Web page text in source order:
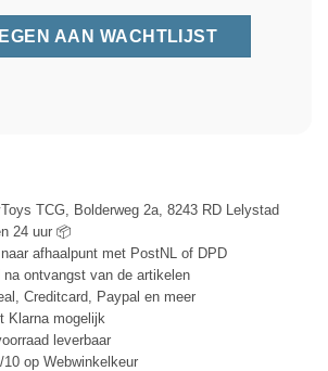
TCG, Bolderweg 2a, 8243 RD Lelystad
24 uur 📦
afhaalpunt met PostNL of DPD
na ontvangst van de artikelen
Creditcard, Paypal en meer
Klarna mogelijk
leverbaar
op Webwinkelkeur